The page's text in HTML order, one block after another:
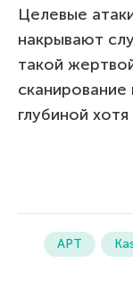
Целевые
накрывают
такой
глубиной
APT